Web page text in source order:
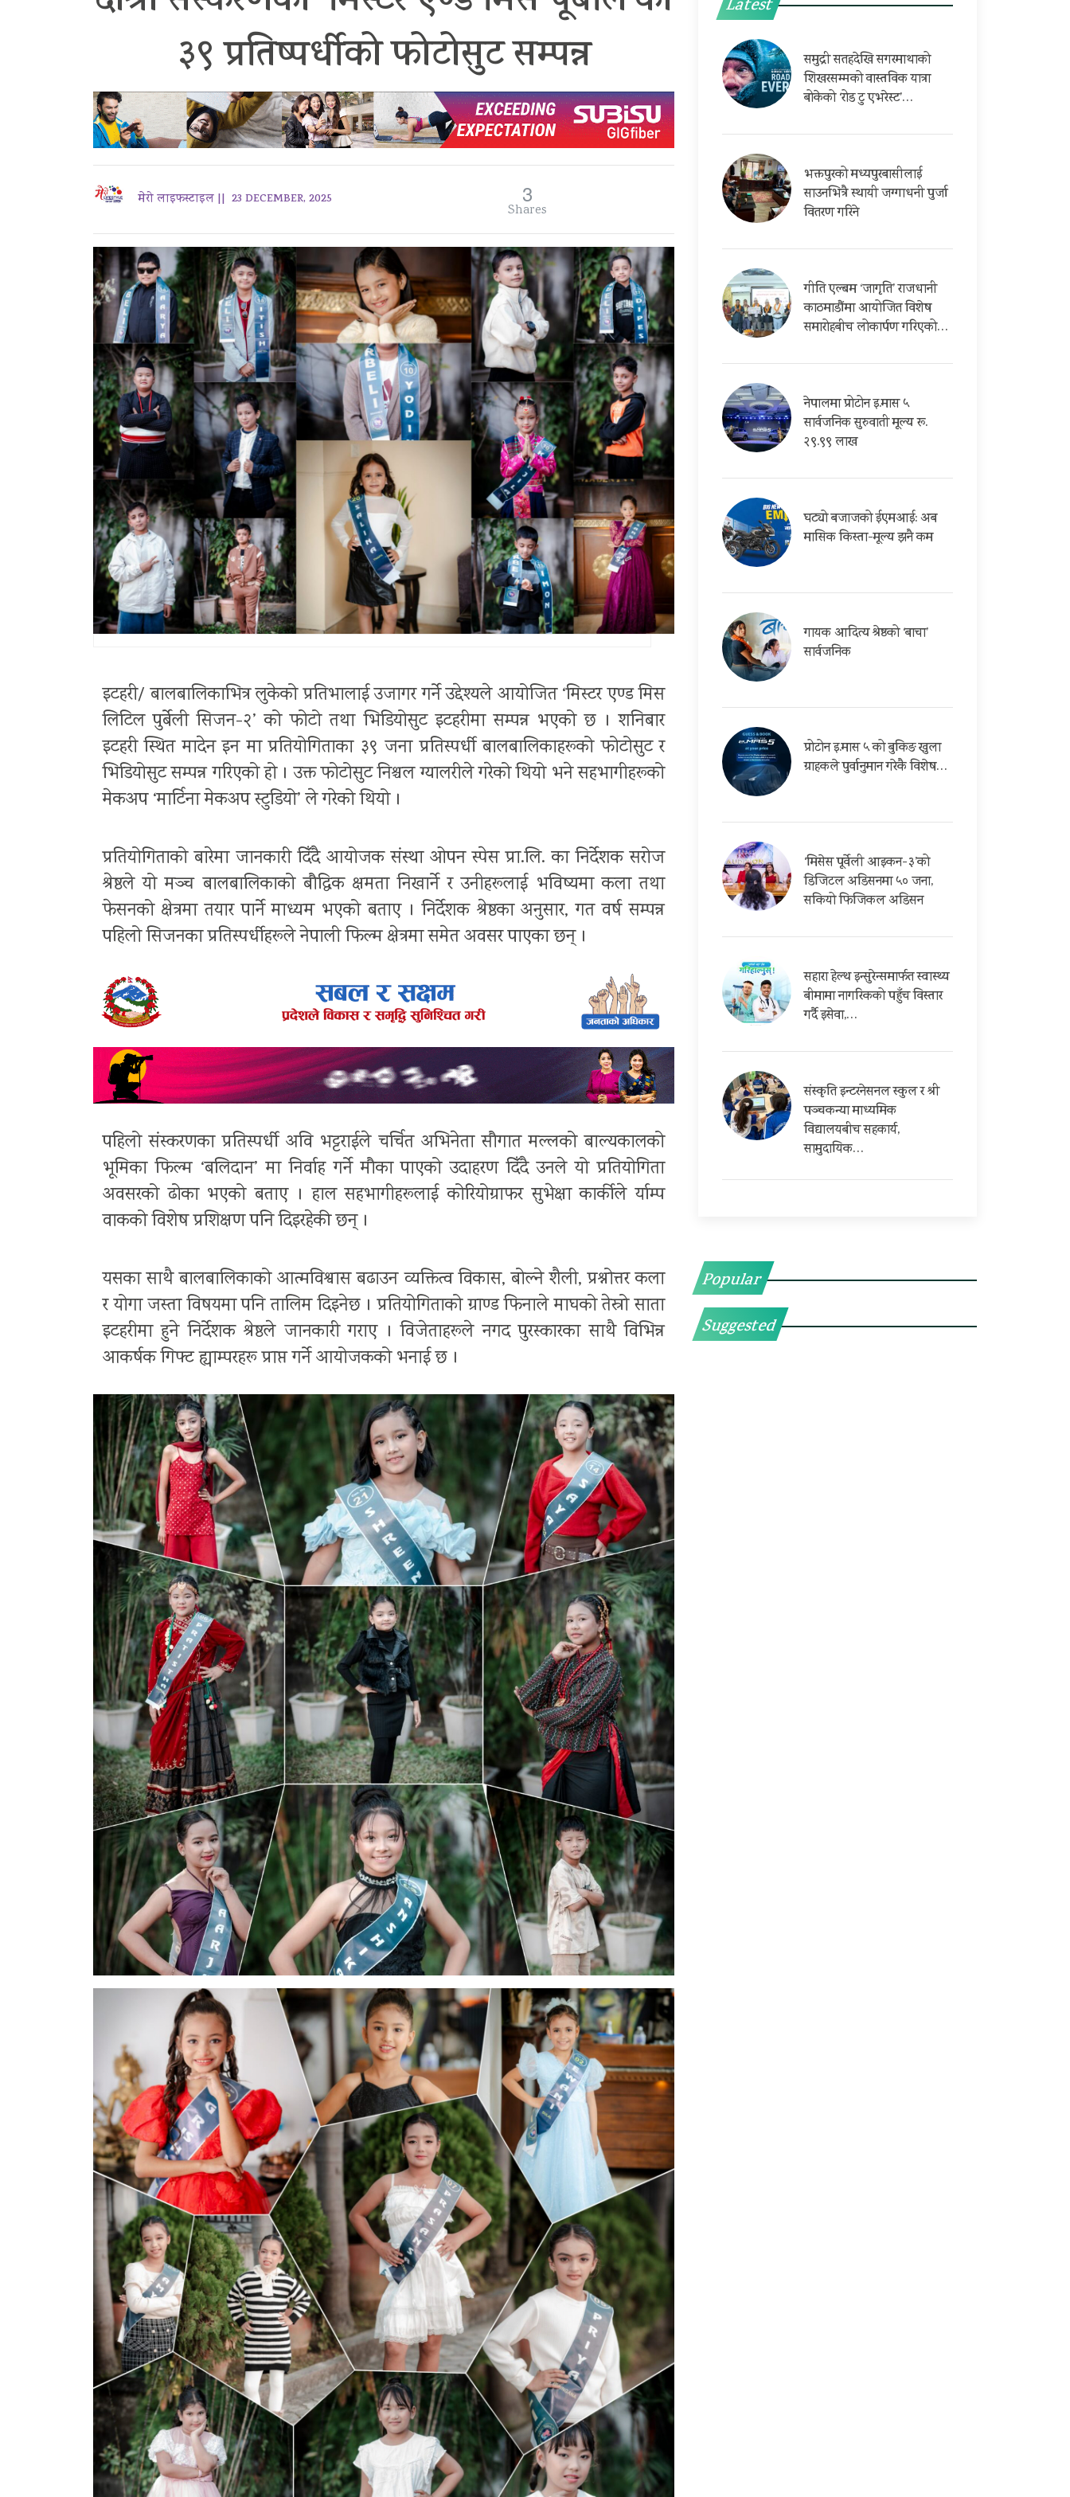
३९ प्रतिष्पर्धीको फोटोसुट सम्पन्न
मेरो लाइफस्टाइल || 23 DECEMBER, 2025 3
Shares
इटहरी/ बालबालिकाभित्र लुकेको प्रतिभालाई उजागर गर्ने उद्देश्यले आयोजित ‘मिस्टर एण्ड मिस
लिटिल पुर्बेली सिजन-२’ को फोटो तथा भिडियोसुट इटहरीमा सम्पन्न भएको छ । शनिबार
इटहरी स्थित मादेन इन मा प्रतियोगिताका ३९ जना प्रतिस्पर्धी बालबालिकाहरूको फोटोसुट र
भिडियोसुट सम्पन्न गरिएको हो । उक्त फोटोसुट निश्चल ग्यालरीले गरेको थियो भने सहभागीहरूको
मेकअप ‘मार्टिना मेकअप स्टुडियो’ ले गरेको थियो ।
प्रतियोगिताको बारेमा जानकारी दिँदै आयोजक संस्था ओपन स्पेस प्रा.लि. का निर्देशक सरोज
श्रेष्ठले यो मञ्च बालबालिकाको बौद्धिक क्षमता निखार्ने र उनीहरूलाई भविष्यमा कला तथा
फेसनको क्षेत्रमा तयार पार्ने माध्यम भएको बताए । निर्देशक श्रेष्ठका अनुसार, गत वर्ष सम्पन्न
पहिलो सिजनका प्रतिस्पर्धीहरूले नेपाली फिल्म क्षेत्रमा समेत अवसर पाएका छन् ।
पहिलो संस्करणका प्रतिस्पर्धी अवि भट्टराईले चर्चित अभिनेता सौगात मल्लको बाल्यकालको
भूमिका फिल्म ‘बलिदान’ मा निर्वाह गर्ने मौका पाएको उदाहरण दिँदै उनले यो प्रतियोगिता
अवसरको ढोका भएको बताए । हाल सहभागीहरूलाई कोरियोग्राफर सुभेक्षा कार्कीले र्याम्प
वाकको विशेष प्रशिक्षण पनि दिइरहेकी छन् ।
यसका साथै बालबालिकाको आत्मविश्वास बढाउन व्यक्तित्व विकास, बोल्ने शैली, प्रश्नोत्तर कला
र योगा जस्ता विषयमा पनि तालिम दिइनेछ । प्रतियोगिताको ग्राण्ड फिनाले माघको तेस्रो साता
इटहरीमा हुने निर्देशक श्रेष्ठले जानकारी गराए । विजेताहरूले नगद पुरस्कारका साथै विभिन्न
आकर्षक गिफ्ट ह्याम्परहरू प्राप्त गर्ने आयोजकको भनाई छ ।
Latest
समुद्री सतहदेखि सगरमाथाको
शिखरसम्मको वास्तविक यात्रा
बोकेको ‘रोड टु एभरेस्ट’…
भक्तपुरको मध्यपुरबासीलाई
साउनभित्रै स्थायी जग्गाधनी पुर्जा
वितरण गरिने
गीति एल्बम ‘जागृति’ राजधानी
काठमाडौंमा आयोजित विशेष
समारोहबीच लोकार्पण गरिएको…
नेपालमा प्रोटोन इ.मास ५
सार्वजनिक सुरुवाती मूल्य रू.
२९.९९ लाख
घट्यो बजाजको ईएमआई: अब
मासिक किस्ता-मूल्य झनै कम
गायक आदित्य श्रेष्ठको ‘बाचा’
सार्वजनिक
प्रोटोन इ.मास ५ को बुकिङ खुला
ग्राहकले पुर्वानुमान गरेकै विशेष…
‘मिसेस पूर्वेली आइकन-३’को
डिजिटल अडिसनमा ५० जना,
सकियो फिजिकल अडिसन
सहारा हेल्थ इन्सुरेन्समार्फत स्वास्थ्य
बीमामा नागरिकको पहुँच विस्तार
गर्दै इसेवा,…
संस्कृति इन्टरनेसनल स्कुल र श्री
पञ्चकन्या माध्यमिक
विद्यालयबीच सहकार्य,
सामुदायिक…
Popular
Suggested